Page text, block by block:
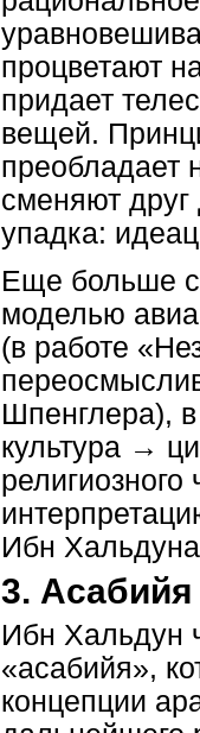
процветают
придает
вещей.
преобладает
сменяют друг
упадка:
Еще больше
моделью
(в работе
Шпенглера),
культура →
религиозного
Ибн
3.
Ибн Хальдун
«асабийя»,
концепции